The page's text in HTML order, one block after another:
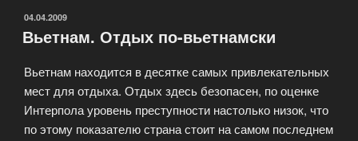
советов
личного
опыта»
ОПУБЛИКОВАНО
04.04.2009
Вьетнам. Отдых по-вьетнамски
Вьетнам находится в десятке самых привлекательных
мест для отдыха. Отдых здесь безопасен, по оценке
Интерпола уровень преступности настолько низок, что
по этому показателю страна стоит на самом последнем